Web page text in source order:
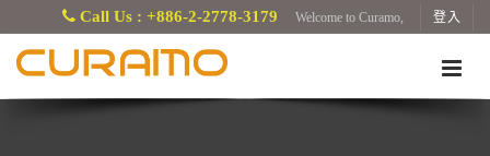
Call Us : +886-2-2778-3179 Welcome to Curamo, 登入